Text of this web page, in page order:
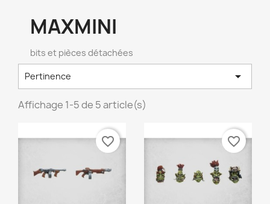
MAXMINI
bits et pièces détachées
Pertinence 
Affichage 1-5 de 5 article(s)
favorite_border favorite_border